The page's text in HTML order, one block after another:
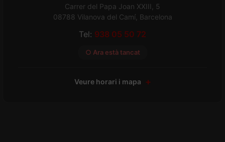
Carrer del Papa Joan XXIII, 5
08788 Vilanova del Camí, Barcelona
Tel: 938 05 50 72
○ Ara està tancat
Veure horari i mapa